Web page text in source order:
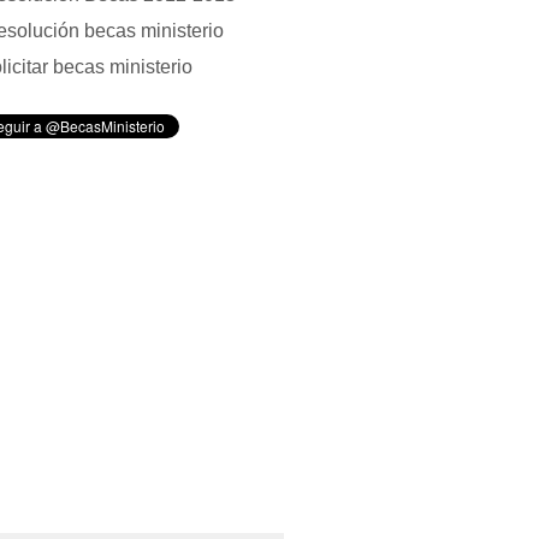
becas ministerio
becas ministerio